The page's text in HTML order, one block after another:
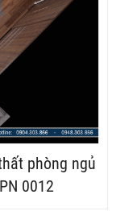
phòng ngủ
0012